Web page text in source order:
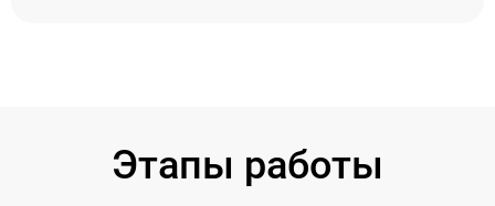
Этапы работы